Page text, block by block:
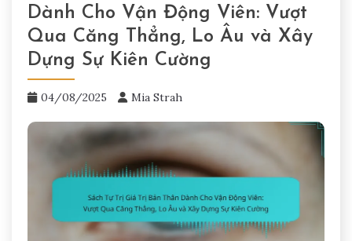
Dành Cho Vận Động Viên: Vượt
Qua Căng Thẳng, Lo Âu và Xây
Dựng Sự Kiên Cường
04/08/2025 Mia Strah